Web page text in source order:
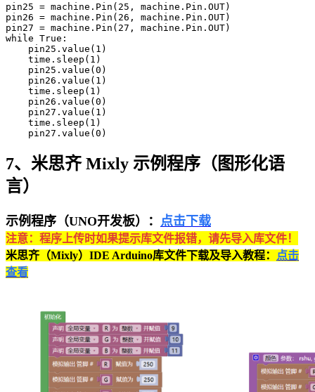
pin25 = machine.Pin(25, machine.Pin.OUT)
pin26 = machine.Pin(26, machine.Pin.OUT)
pin27 = machine.Pin(27, machine.Pin.OUT)
while True:
    pin25.value(1)
    time.sleep(1)
    pin25.value(0)
    pin26.value(1)
    time.sleep(1)
    pin26.value(0)
    pin27.value(1)
    time.sleep(1)
    pin27.value(0)
7、米思齐 Mixly 示例程序（图形化语
言）
示例程序（UNO开发板）： 点击下载
注意：程序上传时如果提示库文件报错，请先导入库文件！
米思齐（Mixly）IDE Arduino库文件下载及导入教程： 点击
查看